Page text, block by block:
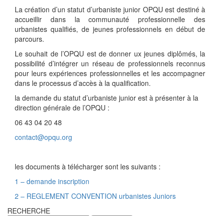
La création d’un statut d’urbaniste junior OPQU est destiné à
accueillir dans la communauté professionnelle des
urbanistes qualifiés, de jeunes professionnels en début de
parcours.
Le souhait de l’OPQU est de donner ux jeunes diplômés, la
possibilité d’intégrer un réseau de professionnels reconnus
pour leurs expériences professionnelles et les accompagner
dans le processus d’accès à la qualification.
la demande du statut d’urbaniste junior est à présenter à la
direction générale de l’OPQU :
06 43 04 20 48
contact@opqu.org
les documents à télécharger sont les suivants :
1 – demande inscription
2 – REGLEMENT CONVENTION urbanistes Juniors
RECHERCHE